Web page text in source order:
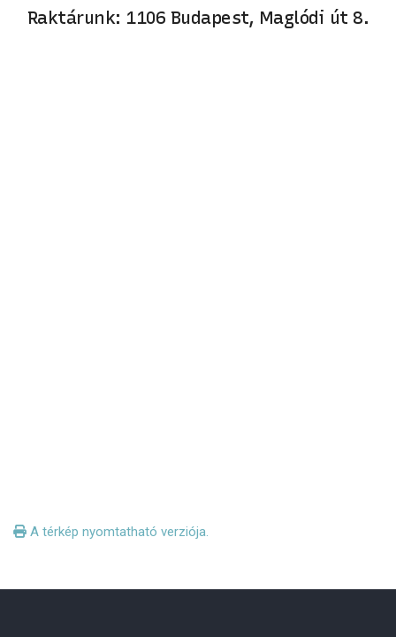
Raktárunk: 1106 Budapest, Maglódi út 8.
A térkép nyomtatható verziója.